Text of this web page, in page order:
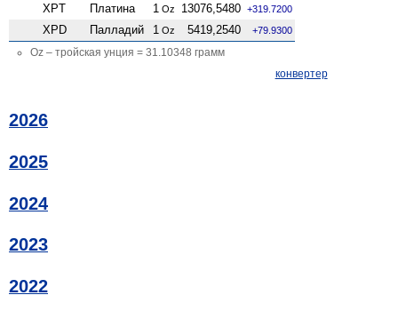
XPT Платина 1 Oz 13076,5480 +319.7200
XPD Палладий 1 Oz 5419,2540 +79.9300
Oz – тройская унция = 31.10348 грамм
конвертер
2026
2025
2024
2023
2022